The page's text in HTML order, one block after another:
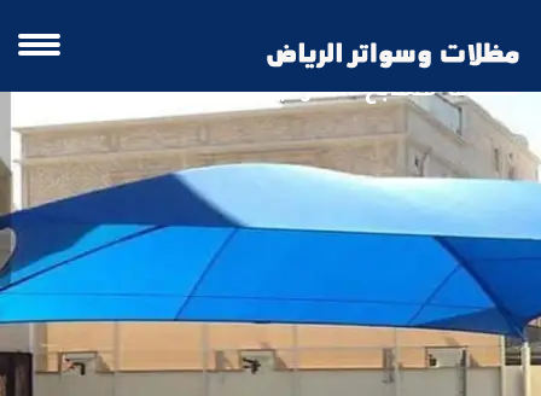
مظلات مسابح الشرقية | مظلات مسابح